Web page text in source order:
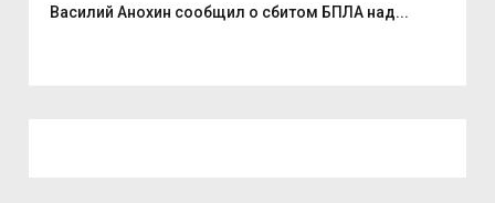
Василий Анохин сообщил о сбитом БПЛА над...